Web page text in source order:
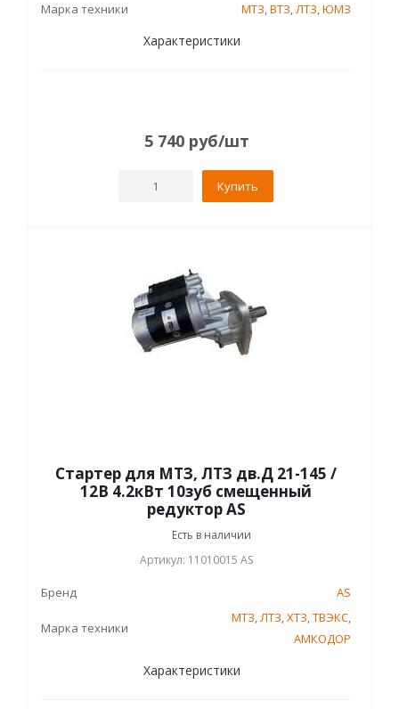
Марка техники
МТЗ,ВТЗ,ЛТЗ,ЮМЗ
Характеристики
5 740руб/шт
Купить
Стартер для МТЗ, ЛТЗ дв.Д 21-145 /
12В 4.2кВт 10зуб смещенный
редуктор AS
Есть в наличии
Артикул: 11010015 AS
Бренд AS
Марка техники
МТЗ,ЛТЗ,ХТЗ,ТВЭКС,
АМКОДОР
Характеристики